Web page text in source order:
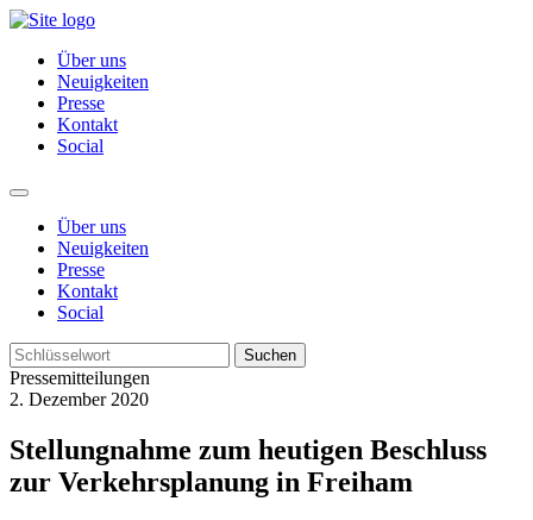
Über uns
Neuigkeiten
Presse
Kontakt
Social
Über uns
Neuigkeiten
Presse
Kontakt
Social
Suchen
Pressemitteilungen
2. Dezember 2020
Stellungnahme zum heutigen Beschluss
zur Verkehrsplanung in Freiham